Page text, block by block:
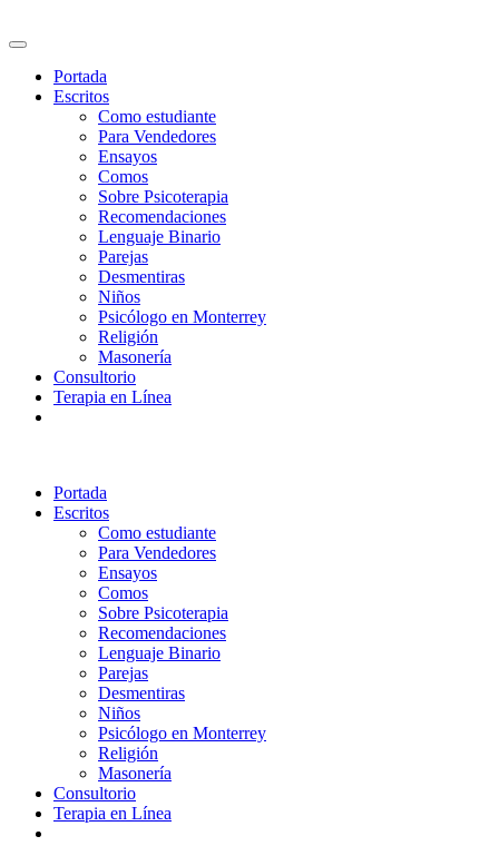
Portada
Escritos
Como estudiante
Para Vendedores
Ensayos
Comos
Sobre Psicoterapia
Recomendaciones
Lenguaje Binario
Parejas
Desmentiras
Niños
Psicólogo en Monterrey
Religión
Masonería
Consultorio
Terapia en Línea
Portada
Escritos
Como estudiante
Para Vendedores
Ensayos
Comos
Sobre Psicoterapia
Recomendaciones
Lenguaje Binario
Parejas
Desmentiras
Niños
Psicólogo en Monterrey
Religión
Masonería
Consultorio
Terapia en Línea